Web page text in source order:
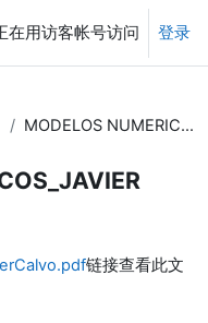
在用访客帐号访问 登录
MODELOS NUMERICOS_JAVIER CALVO
链接查看此文